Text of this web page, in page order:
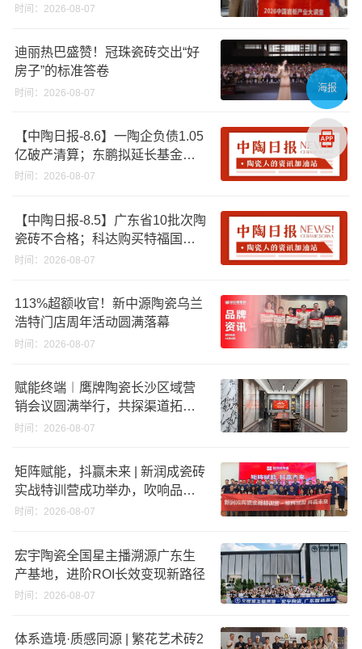
时间：2026-08-07
迪丽热巴盛赞！冠珠瓷砖交出“好
房子”的标准答卷
时间：2026-08-07
【中陶日报-8.6】一陶企负债1.05
亿破产清算；东鹏拟延长基金投
资期限；工信部开展建陶行业能
时间：2026-08-07
【中陶日报-8.5】广东省10批次陶
瓷砖不合格；科达购买特福国际
股份申请未通过；蒙娜丽莎5千万
破18亿元
时间：2026-08-07
113%超额收官！新中源陶瓷乌兰
浩特门店周年活动圆满落幕
时间：2026-08-07
赋能终端︱鹰牌陶瓷长沙区域营
销会议圆满举行，共探渠道拓展
与门店升级新路径
时间：2026-08-07
矩阵赋能，抖赢未来 | 新润成瓷砖
实战特训营成功举办，吹响品牌
秋季营销冲锋号！
时间：2026-08-07
宏宇陶瓷全国星主播溯源广东生
产基地，进阶ROI长效变现新路径
时间：2026-08-07
体系造境·质感同源 | 繁花艺术砖2
海报